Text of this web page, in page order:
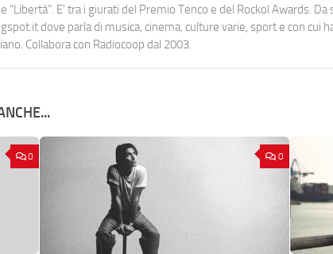
“Libertà”. E' tra i giurati del Premio Tenco e del Rockol Awards.
dove parla di musica, cinema, culture varie, sport e con cui
Collabora con Radiocoop dal 2003.
0 0